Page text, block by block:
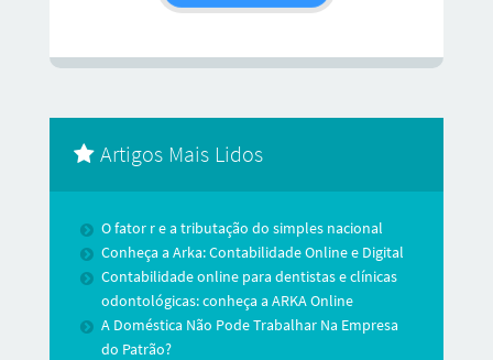
Artigos Mais Lidos
O fator r e a tributação do simples nacional
Conheça a Arka: Contabilidade Online e Digital
Contabilidade online para dentistas e clínicas
odontológicas: conheça a ARKA Online
A Doméstica Não Pode Trabalhar Na Empresa
do Patrão?